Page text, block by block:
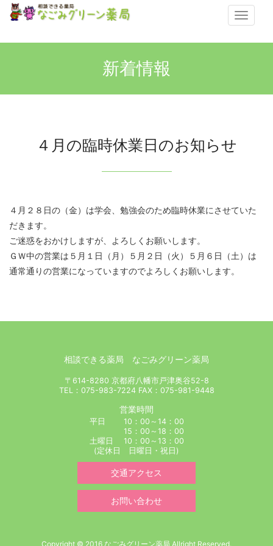
メ
新着情報
４月の臨時休業日のお知らせ
４月２８日の（金）は学会、勉強会のため臨時休業にさせていた
だきます。
ご迷惑をおかけしますが、よろしくお願いします。
ＧＷ中の営業は５月１日（月）５月２日（火）５月６日（土）は
通常通りの営業になっていますのでよろしくお願いします。
相談できる薬局 なごみグリーン薬局
〒614-8280 京都府八幡市戸津奥谷52-8
TEL：075-983-7224 FAX：075-981-9448
営業時間
平日 10：00～14：00
15：00～18：00
土曜日 10：00～13：00
(定休日 日曜日・祝日)
交通アクセス
お問い合わせ
Copyright © 2016 なごみグリーン薬局 Allright Reserved.